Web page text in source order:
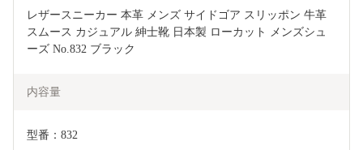
レザースニーカー 本革 メンズ サイドゴア スリッポン 牛革
スムース カジュアル 紳士靴 日本製 ローカット メンズシュ
ーズ No.832 ブラック
内容量
型番：832